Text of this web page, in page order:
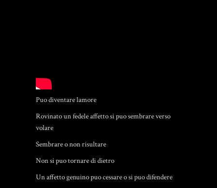
Puo diventare lamore
Rovinato un fedele affetto si puo sembrare verso
volare
Sembrare o non risultare
Non si puo tornare di dietro
Un affetto genuino puo cessare o si puo difendere